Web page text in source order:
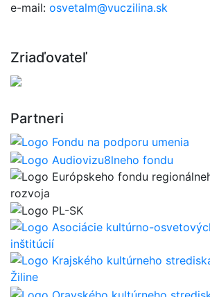
e-mail: osvetalm@vuczilina.sk
Zriaďovateľ
Partneri